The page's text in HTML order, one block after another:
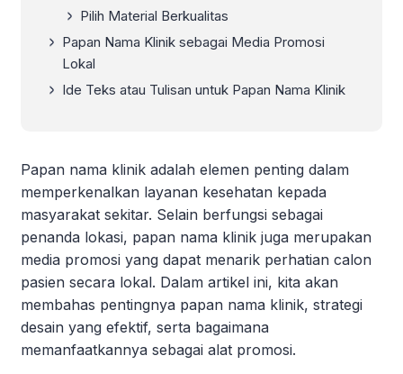
Pilih Material Berkualitas
Papan Nama Klinik sebagai Media Promosi
Lokal
Ide Teks atau Tulisan untuk Papan Nama Klinik
Papan nama klinik adalah elemen penting dalam
memperkenalkan layanan kesehatan kepada
masyarakat sekitar. Selain berfungsi sebagai
penanda lokasi, papan nama klinik juga merupakan
media promosi yang dapat menarik perhatian calon
pasien secara lokal. Dalam artikel ini, kita akan
membahas pentingnya papan nama klinik, strategi
desain yang efektif, serta bagaimana
memanfaatkannya sebagai alat promosi.